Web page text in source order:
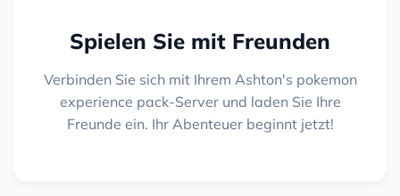
Spielen Sie mit Freunden
Verbinden Sie sich mit Ihrem Ashton's pokemon
experience pack-Server und laden Sie Ihre
Freunde ein. Ihr Abenteuer beginnt jetzt!